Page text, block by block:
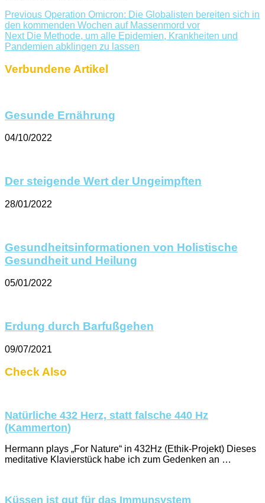
Previous Operation Omicron: Die Globalisten bereiten sich in
den kommenden Wochen auf Massenmord vor
NextDie Methode, um alle Epidemien, Krankheiten und
Pandemien abklingen zu lassen
Verbundene Artikel
Gesunde Ernährung
04/10/2022
Der steigende Wert der Ungeimpften
28/01/2022
Gesundheitsinformationen von Holistische
Gesundheit und Heilung
05/01/2022
Erdung durch Barfußgehen
09/07/2021
Check Also
Natürliche 432 Herz, statt falsche 440 Hz
(Kammerton)
Hermann plays „For Nature“ in 432Hz (Ethik-Projekt) Dieses
meditative Klavierstück habe ich zum Gedenken an …
Küssen ist gut für das Immunsystem